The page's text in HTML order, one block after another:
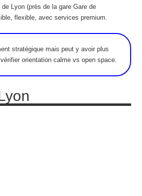
Lyon (près de la gare Gare de
flexible, avec services premium.
stratégique mais peut y avoir plus
orientation calme vs open space.